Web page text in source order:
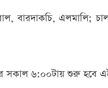
বারদাকচি, এলমালি;
সকাল ৬:০০টায় শুরু হবে